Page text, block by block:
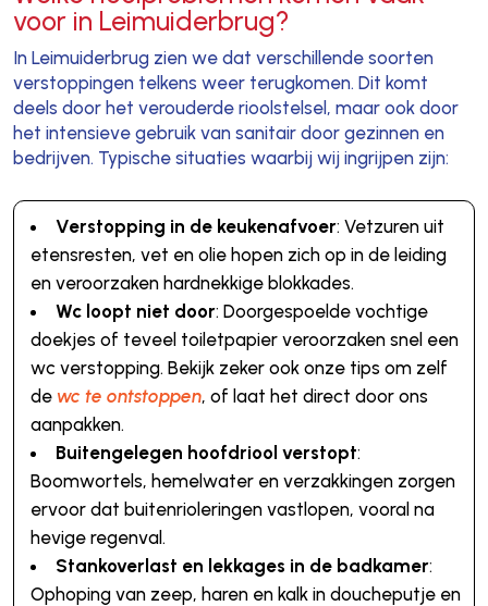
voor in Leimuiderbrug?
In Leimuiderbrug zien we dat verschillende soorten
verstoppingen telkens weer terugkomen. Dit komt
deels door het verouderde rioolstelsel, maar ook door
het intensieve gebruik van sanitair door gezinnen en
bedrijven. Typische situaties waarbij wij ingrijpen zijn:
Verstopping in de keukenafvoer: Vetzuren uit
etensresten, vet en olie hopen zich op in de leiding
en veroorzaken hardnekkige blokkades.
Wc loopt niet door: Doorgespoelde vochtige
doekjes of teveel toiletpapier veroorzaken snel een
wc verstopping. Bekijk zeker ook onze tips om zelf
de wc te ontstoppen, of laat het direct door ons
aanpakken.
Buitengelegen hoofdriool verstopt:
Boomwortels, hemelwater en verzakkingen zorgen
ervoor dat buitenrioleringen vastlopen, vooral na
hevige regenval.
Stankoverlast en lekkages in de badkamer:
Ophoping van zeep, haren en kalk in doucheputje en